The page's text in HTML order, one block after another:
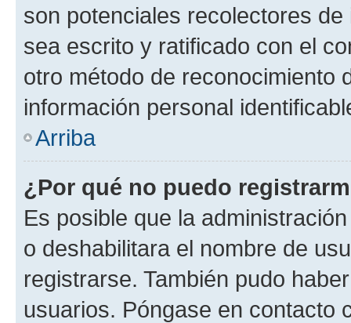
son potenciales recolectores
sea escrito y ratificado con el
otro método de reconocimiento
información personal
Arriba
¿Por qué no puedo
Es posible que la
o deshabilitara el nombre de
registrarse. También pudo
usuarios. Póngase en contacto